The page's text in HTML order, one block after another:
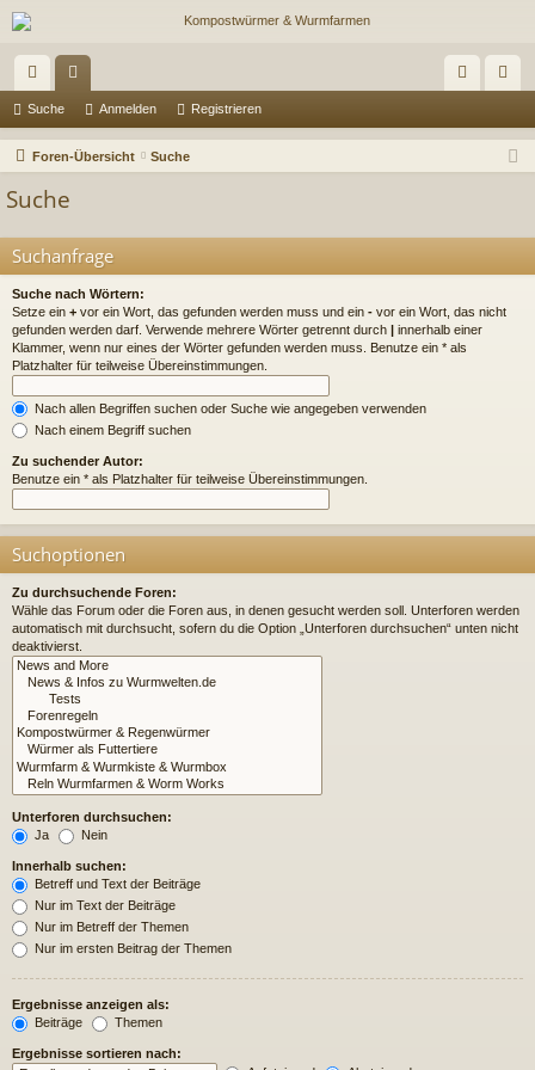
ch
ne
riff
en m ist
Suche Anmelden Registrieren
Foren-Übersicht Suche
Suche
Suchanfrage
Suche nach Wörtern:
Setze ein + vor ein Wort, das gefunden werden muss und ein - vor ein Wort, das nicht
gefunden werden darf. Verwende mehrere Wörter getrennt durch | innerhalb einer
Klammer, wenn nur eines der Wörter gefunden werden muss. Benutze ein * als
Platzhalter für teilweise Übereinstimmungen.
Nach allen Begriffen suchen oder Suche wie angegeben verwenden
Nach einem Begriff suchen
Zu suchender Autor:
Benutze ein * als Platzhalter für teilweise Übereinstimmungen.
Suchoptionen
Zu durchsuchende Foren:
Wähle das Forum oder die Foren aus, in denen gesucht werden soll. Unterforen werden
automatisch mit durchsucht, sofern du die Option „Unterforen durchsuchen“ unten nicht
deaktivierst.
Unterforen durchsuchen:
Ja
Nein
Innerhalb suchen:
Betreff und Text der Beiträge
Nur im Text der Beiträge
Nur im Betreff der Themen
Nur im ersten Beitrag der Themen
Ergebnisse anzeigen als:
Beiträge
Themen
Ergebnisse sortieren nach: